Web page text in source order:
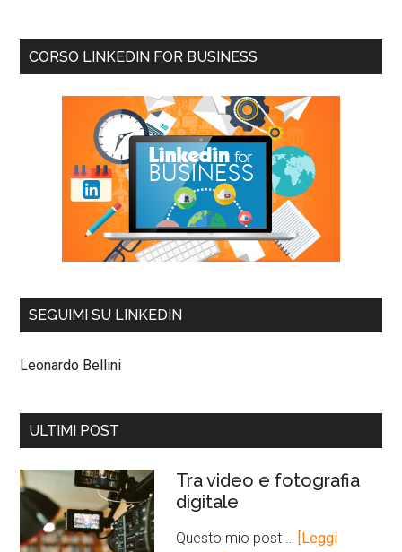
CORSO LINKEDIN FOR BUSINESS
SEGUIMI SU LINKEDIN
Leonardo Bellini
ULTIMI POST
Tra video e fotografia
digitale
Questo mio post …
[Leggi